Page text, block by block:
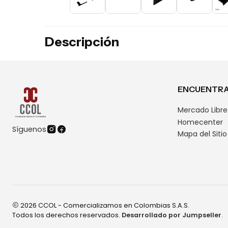
Descripción
Síguenos
Mercado Libre
Homecenter
Mapa del Sitio
2026 CCOL - Comercializamos en Colombias S.A.S.
Todos los derechos reservados. Desarrollado por Jumpseller.